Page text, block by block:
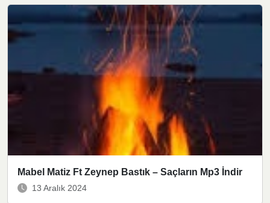
Mabel Matiz Ft Zeynep Bastık – Saçların Mp3 İndir
13 Aralık 2024